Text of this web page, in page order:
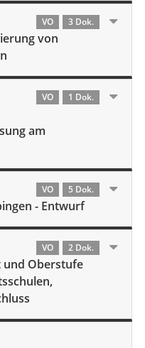
VO 3 Dok.
von
VO 1 Dok.
am
VO 5 Dok.
- Entwurf
VO 2 Dok.
und Oberstufe